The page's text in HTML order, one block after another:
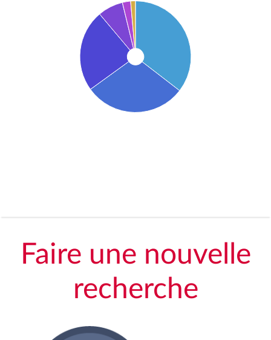
Faire une nouvelle
recherche